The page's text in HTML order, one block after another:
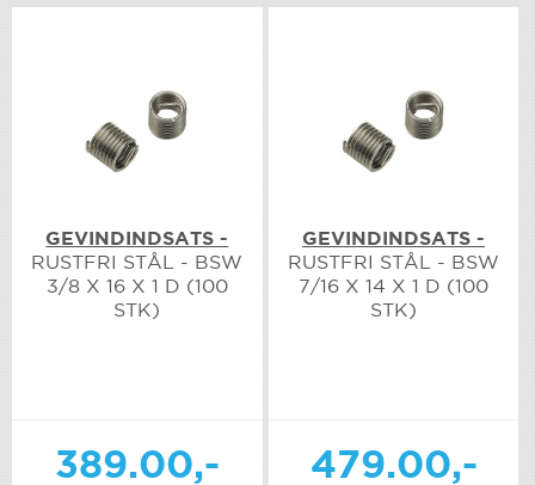
GEVINDINDSATS -
RUSTFRI STÅL - BSW
3/8 X 16 X 1 D (100
STK)
389.00,-
GEVINDINDSATS -
RUSTFRI STÅL - BSW
7/16 X 14 X 1 D (100
STK)
479.00,-